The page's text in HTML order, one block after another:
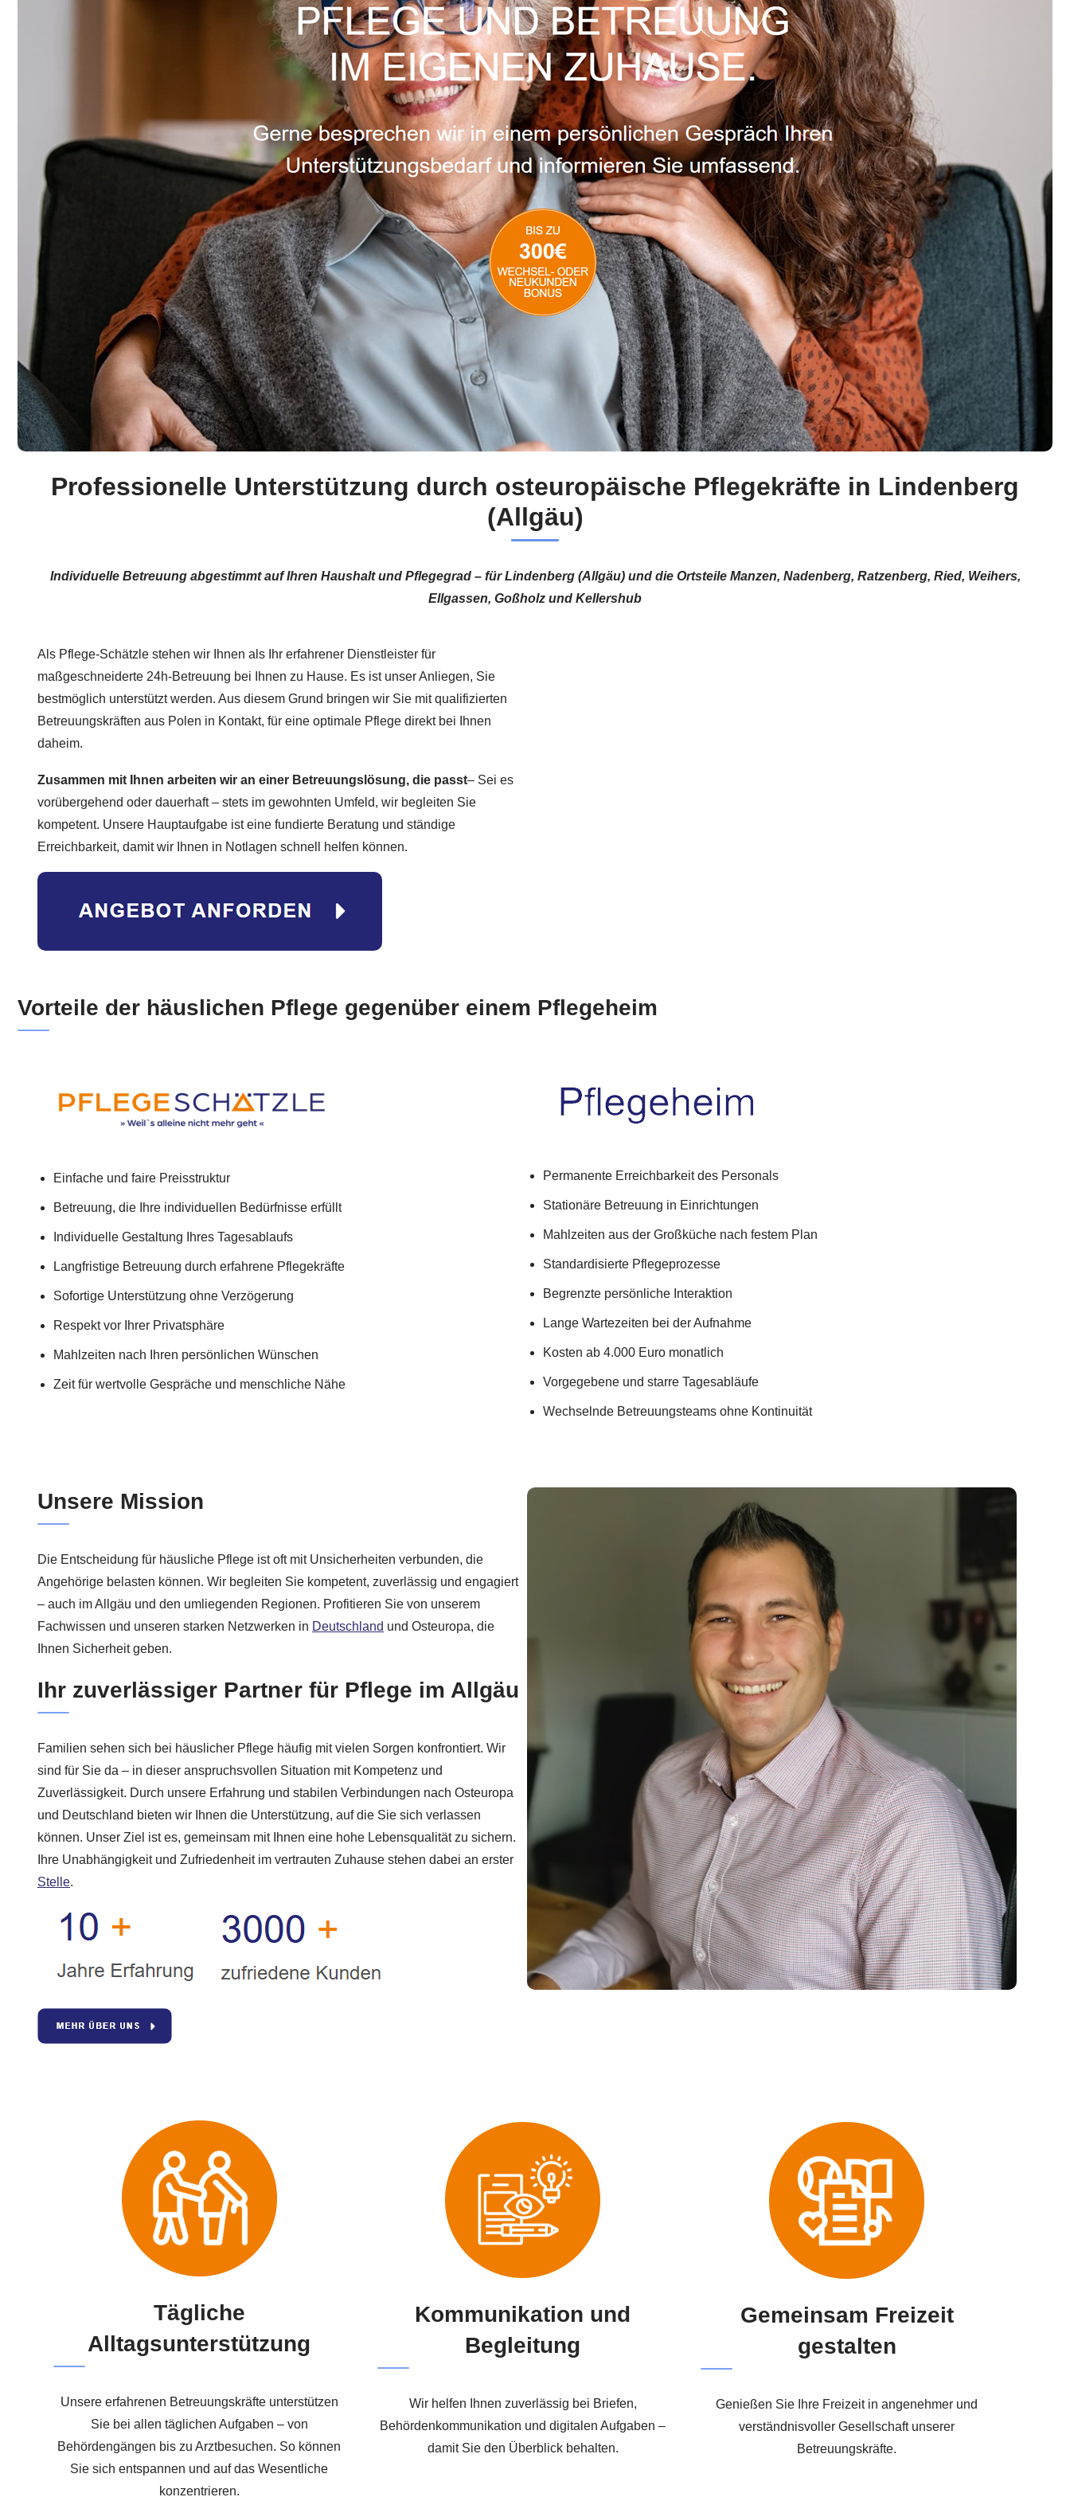
Professionelle Unterstützung durch osteuropäische Pflegekräfte in Lindenberg
(Allgäu)
Individuelle Betreuung abgestimmt auf Ihren Haushalt und Pflegegrad – für Lindenberg (Allgäu) und die Ortsteile Manzen, Nadenberg, Ratzenberg, Ried, Weihers,
Ellgassen, Goßholz und Kellershub
Als Pflege-Schätzle stehen wir Ihnen als Ihr erfahrener Dienstleister für
maßgeschneiderte 24h-Betreuung bei Ihnen zu Hause. Es ist unser Anliegen, Sie
bestmöglich unterstützt werden. Aus diesem Grund bringen wir Sie mit qualifizierten
Betreuungskräften aus Polen in Kontakt, für eine optimale Pflege direkt bei Ihnen
daheim.
Zusammen mit Ihnen arbeiten wir an einer Betreuungslösung, die passt– Sei es
vorübergehend oder dauerhaft – stets im gewohnten Umfeld, wir begleiten Sie
kompetent. Unsere Hauptaufgabe ist eine fundierte Beratung und ständige
Erreichbarkeit, damit wir Ihnen in Notlagen schnell helfen können.
Vorteile der häuslichen Pflege gegenüber einem Pflegeheim
Einfache und faire Preisstruktur
Betreuung, die Ihre individuellen Bedürfnisse erfüllt
Individuelle Gestaltung Ihres Tagesablaufs
Langfristige Betreuung durch erfahrene Pflegekräfte
Sofortige Unterstützung ohne Verzögerung
Respekt vor Ihrer Privatsphäre
Mahlzeiten nach Ihren persönlichen Wünschen
Zeit für wertvolle Gespräche und menschliche Nähe
Permanente Erreichbarkeit des Personals
Stationäre Betreuung in Einrichtungen
Mahlzeiten aus der Großküche nach festem Plan
Standardisierte Pflegeprozesse
Begrenzte persönliche Interaktion
Lange Wartezeiten bei der Aufnahme
Kosten ab 4.000 Euro monatlich
Vorgegebene und starre Tagesabläufe
Wechselnde Betreuungsteams ohne Kontinuität
Unsere Mission
Die Entscheidung für häusliche Pflege ist oft mit Unsicherheiten verbunden, die
Angehörige belasten können. Wir begleiten Sie kompetent, zuverlässig und engagiert
– auch im Allgäu und den umliegenden Regionen. Profitieren Sie von unserem
Fachwissen und unseren starken Netzwerken in Deutschland und Osteuropa, die
Ihnen Sicherheit geben.
Ihr zuverlässiger Partner für Pflege im Allgäu
Familien sehen sich bei häuslicher Pflege häufig mit vielen Sorgen konfrontiert. Wir
sind für Sie da – in dieser anspruchsvollen Situation mit Kompetenz und
Zuverlässigkeit. Durch unsere Erfahrung und stabilen Verbindungen nach Osteuropa
und Deutschland bieten wir Ihnen die Unterstützung, auf die Sie sich verlassen
können. Unser Ziel ist es, gemeinsam mit Ihnen eine hohe Lebensqualität zu sichern.
Ihre Unabhängigkeit und Zufriedenheit im vertrauten Zuhause stehen dabei an erster
Stelle.
Tägliche
Alltagsunterstützung
Unsere erfahrenen Betreuungskräfte unterstützen
Sie bei allen täglichen Aufgaben – von
Behördengängen bis zu Arztbesuchen. So können
Sie sich entspannen und auf das Wesentliche
konzentrieren.
Kommunikation und
Begleitung
Wir helfen Ihnen zuverlässig bei Briefen,
Behördenkommunikation und digitalen Aufgaben –
damit Sie den Überblick behalten.
Gemeinsam Freizeit
gestalten
Genießen Sie Ihre Freizeit in angenehmer und
verständnisvoller Gesellschaft unserer
Betreuungskräfte.